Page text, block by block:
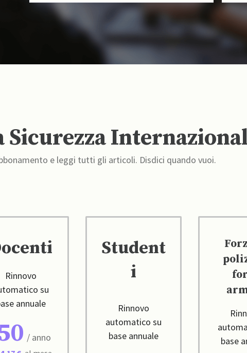
Sicurezza
e leggi tutti gli articoli. Disdici quando vuoi.
Rinnovo
su
annuale
/ anno
Student
i
Rinnovo
automatico su
base annuale
base